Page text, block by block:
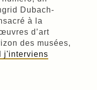
Dubach-
à la
d’art
des musées,
j'interviens